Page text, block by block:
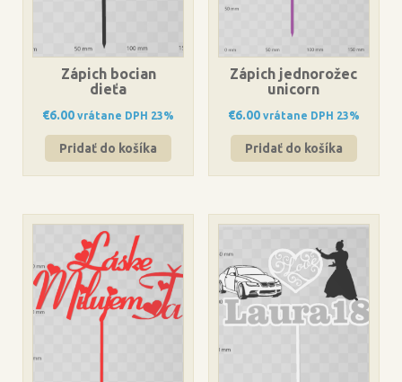
Zápich bocian
dieťa
€6.00 vrátane DPH 23%
Pridať do košíka
Zápich jednorožec
unicorn
€6.00 vrátane DPH 23%
Pridať do košíka